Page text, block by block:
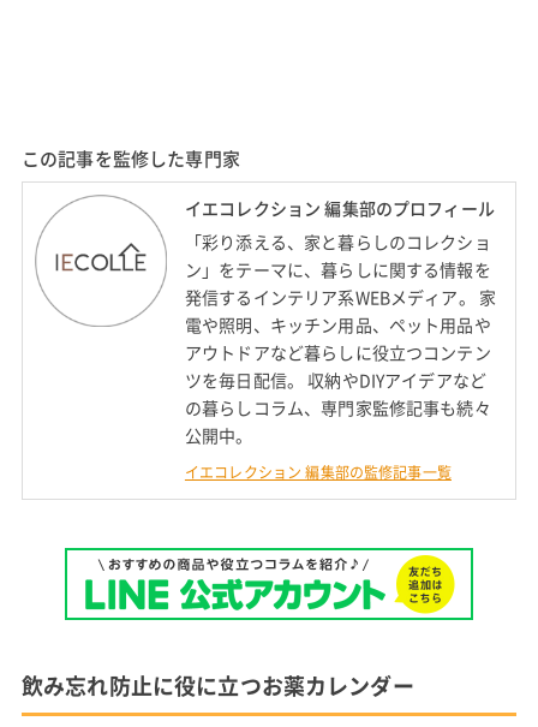
この記事を監修した専門家
イエコレクション 編集部のプロフィール
「彩り添える、家と暮らしのコレクショ
ン」をテーマに、暮らしに関する情報を
発信するインテリア系WEBメディア。 家
電や照明、キッチン用品、ペット用品や
アウトドアなど暮らしに役立つコンテン
ツを毎日配信。 収納やDIYアイデアなど
の暮らしコラム、専門家監修記事も続々
公開中。
イエコレクション 編集部の監修記事一覧
飲み忘れ防止に役に立つお薬カレンダー